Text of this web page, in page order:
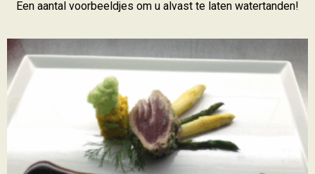
Een aantal voorbeeldjes om u alvast te laten watertanden!